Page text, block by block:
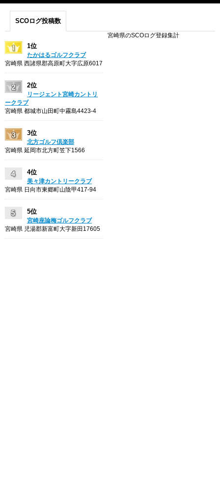
SCOログ投稿数
宮崎県のSCOログ登録集計
1位
たかはるゴルフクラブ
宮崎県 西諸県郡高原町大字広原6017
2位
リージェント宮崎カントリ
ークラブ
宮崎県 都城市山田町中霧島4423-4
3位
北方ゴルフ倶楽部
宮崎県 延岡市北方町笠下1566
4位
美々津カントリークラブ
宮崎県 日向市東郷町山陰甲417-94
5位
宮崎座論梅ゴルフクラブ
宮崎県 児湯郡新富町大字新田17605